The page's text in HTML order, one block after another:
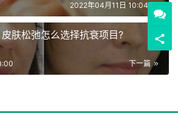
2022年04月11日 10:04:00
肤松弛怎么选择抗衰项目?
下一篇